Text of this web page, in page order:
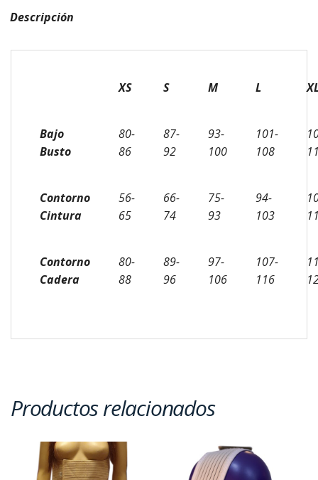
Descripción
XS S M L
Bajo
Busto
80-
86
87-
92
93-
100
101-
108
Contorno
Cintura
56-
65
66-
74
75-
93
94-
103
Contorno
Cadera
80-
88
89-
96
97-
106
107-
116
Productos relacionados